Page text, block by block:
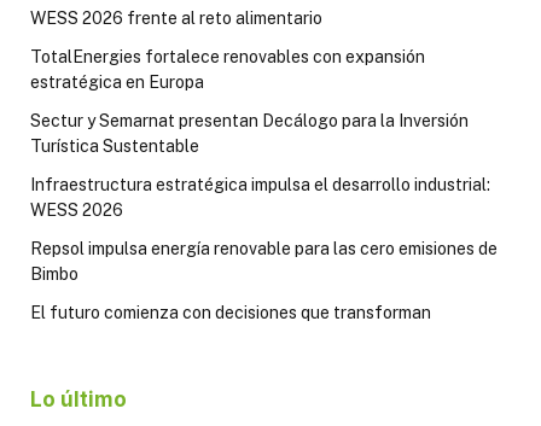
WESS 2026 frente al reto alimentario
TotalEnergies fortalece renovables con expansión
estratégica en Europa
Sectur y Semarnat presentan Decálogo para la Inversión
Turística Sustentable
Infraestructura estratégica impulsa el desarrollo industrial:
WESS 2026
Repsol impulsa energía renovable para las cero emisiones de
Bimbo
El futuro comienza con decisiones que transforman
Lo último